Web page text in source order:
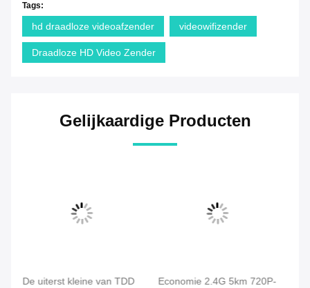
Tags:
hd draadloze videoafzender videowifizender
Draadloze HD Video Zender
Gelijkaardige Producten
Economie 2.4G 5km 720P-
C50HPT 40-70km Mavlink